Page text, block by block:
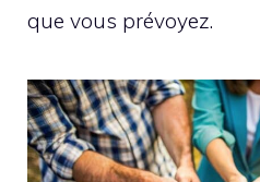
que vous prévoyez.